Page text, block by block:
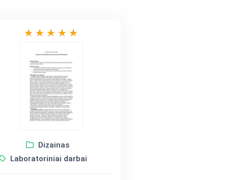
Dizainas
Laboratoriniai darbai